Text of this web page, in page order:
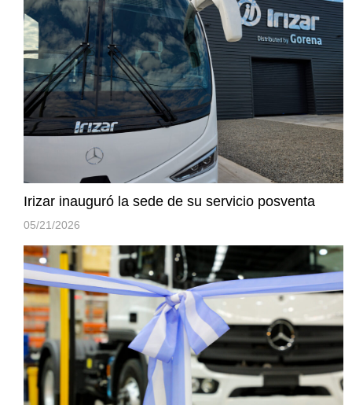
Irizar inauguró la sede de su servicio posventa
05/21/2026